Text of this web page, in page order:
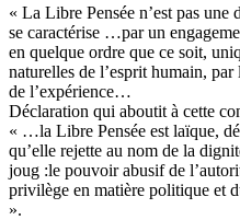
« La Libre Pensée n’est pas
se caractérise …par un
en quelque ordre que ce soit,
naturelles de l’esprit humain,
de l’expérience…
Déclaration qui aboutit à cette
« …la Libre Pensée est laïque,
qu’elle rejette au nom de la
joug :le pouvoir abusif de
privilège en matière politique et
».